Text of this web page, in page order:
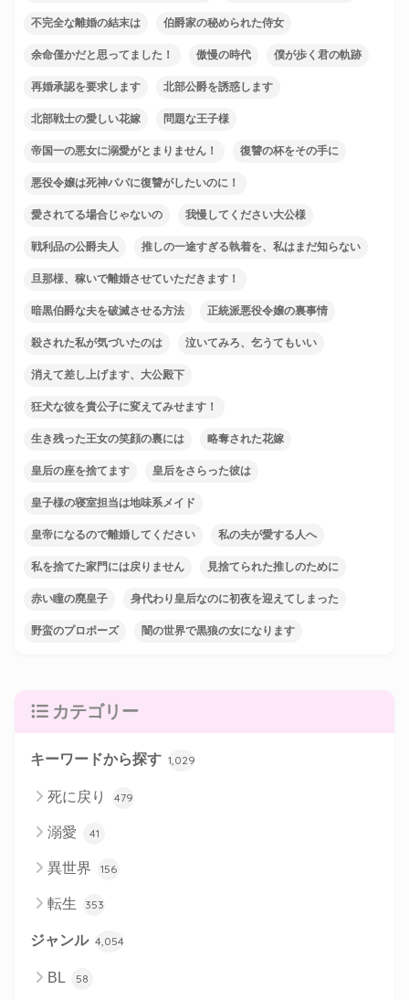
不完全な離婚の結末は 伯爵家の秘められた侍女
余命僅かだと思ってました！ 傲慢の時代 僕が歩く君の軌跡
再婚承認を要求します 北部公爵を誘惑します
北部戦士の愛しい花嫁 問題な王子様
帝国一の悪女に溺愛がとまりません！ 復讐の杯をその手に
悪役令嬢は死神パパに復讐がしたいのに！
愛されてる場合じゃないの 我慢してください大公様
戦利品の公爵夫人 推しの一途すぎる執着を、私はまだ知らない
旦那様、稼いで離婚させていただきます！
暗黒伯爵な夫を破滅させる方法 正統派悪役令嬢の裏事情
殺された私が気づいたのは 泣いてみろ、乞うてもいい
消えて差し上げます、大公殿下
狂犬な彼を貴公子に変えてみせます！
生き残った王女の笑顔の裏には 略奪された花嫁
皇后の座を捨てます 皇后をさらった彼は
皇子様の寝室担当は地味系メイド
皇帝になるので離婚してください 私の夫が愛する人へ
私を捨てた家門には戻りません 見捨てられた推しのために
赤い瞳の廃皇子 身代わり皇后なのに初夜を迎えてしまった
野蛮のプロポーズ 闇の世界で黒狼の女になります
カテゴリー
キーワードから探す 1,029
死に戻り 479
溺愛 41
異世界 156
転生 353
ジャンル 4,054
BL 58